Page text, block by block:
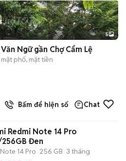
5
Ngữ gần Chợ Cẩm Lệ
phố, mặt tiền
Bấm để hiện số Chat
Redmi Note 14 Pro
256GB Đen
14 Pro 256 GB 3 tháng